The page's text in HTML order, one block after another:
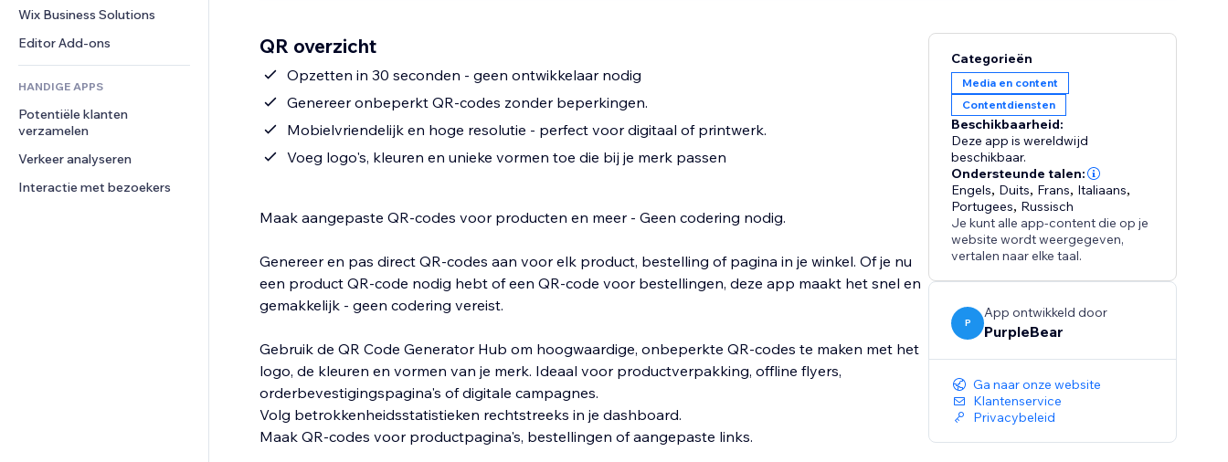
Crowdfunding
Eten en drinken
Nieuws
Banners en badges
Rekenmachines
Zoeken
Weer
Grafieken en tabellen
Telefoonnummer
Community
Beoordelingen en testimonials
CRM
Wix Business Solutions
Editor Add-ons
HANDIGE APPS
Potentiële klanten
verzamelen
Verkeer analyseren
Interactie met bezoekers
QR overzicht
Opzetten in 30 seconden - geen ontwikkelaar nodig
Genereer onbeperkt QR-codes zonder beperkingen.
Mobielvriendelijk en hoge resolutie - perfect voor digitaal of printwerk.
Voeg logo's, kleuren en unieke vormen toe die bij je merk passen
Maak aangepaste QR-codes voor producten en meer - Geen codering nodig.
Genereer en pas direct QR-codes aan voor elk product, bestelling of pagina in je winkel. Of je nu
een product QR-code nodig hebt of een QR-code voor bestellingen, deze app maakt het snel en
gemakkelijk - geen codering vereist.
Gebruik de QR Code Generator Hub om hoogwaardige, onbeperkte QR-codes te maken met het
logo, de kleuren en vormen van je merk. Ideaal voor productverpakking, offline flyers,
orderbevestigingspagina's of digitale campagnes.
Volg betrokkenheidsstatistieken rechtstreeks in je dashboard.
Maak QR-codes voor productpagina's, bestellingen of aangepaste links.
Categorieën
Media en content
Contentdiensten
Beschikbaarheid:
Deze app is wereldwijd
beschikbaar.
Ondersteunde talen:
Engels, Duits, Frans, Italiaans,
Portugees, Russisch
Je kunt alle app-content die op je
website wordt weergegeven,
vertalen naar elke taal.
P
App ontwikkeld door
PurpleBear
Ga naar onze website
Klantenservice
Privacybeleid